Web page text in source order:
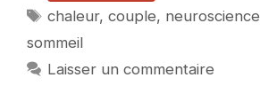
Étiquettes
chaleur,couple, neuroscience
sommeil
Laisser un commentaire